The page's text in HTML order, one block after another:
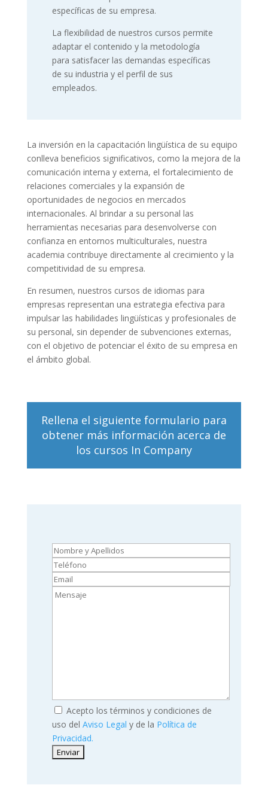
específicas de su empresa.
La flexibilidad de nuestros cursos permite
adaptar el contenido y la metodología
para satisfacer las demandas específicas
de su industria y el perfil de sus
empleados.
La inversión en la capacitación lingüística de su equipo
conlleva beneficios significativos, como la mejora de la
comunicación interna y externa, el fortalecimiento de
relaciones comerciales y la expansión de
oportunidades de negocios en mercados
internacionales. Al brindar a su personal las
herramientas necesarias para desenvolverse con
confianza en entornos multiculturales, nuestra
academia contribuye directamente al crecimiento y la
competitividad de su empresa.
En resumen, nuestros cursos de idiomas para
empresas representan una estrategia efectiva para
impulsar las habilidades lingüísticas y profesionales de
su personal, sin depender de subvenciones externas,
con el objetivo de potenciar el éxito de su empresa en
el ámbito global.
Rellena el siguiente formulario para
obtener más información acerca de
los cursos In Company
Acepto los términos y condiciones de
uso del Aviso Legal y de la Política de
Privacidad.